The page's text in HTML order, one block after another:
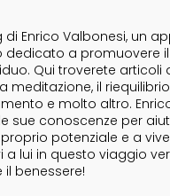
di Enrico Valbonesi, un
dedicato a promuovere
Qui troverete articoli
meditazione, il
e molto altro.
sue conoscenze per
potenziale e a
a lui in questo viaggio
benessere!